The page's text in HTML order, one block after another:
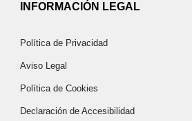
INFORMACIÓN LEGAL
Política de Privacidad
Aviso Legal
Política de Cookies
Declaración de Accesibilidad